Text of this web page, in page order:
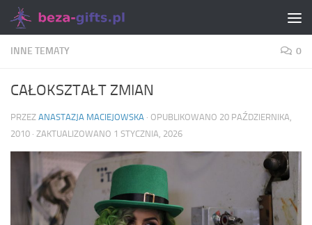
Skip to content
INNE TEMATY 0
CAŁOKSZTAŁT ZMIAN
PRZEZ ANASTAZJA MACIEJOWSKA · OPUBLIKOWANO 20 PAŹDZIERNIKA,
2010 · ZAKTUALIZOWANO 1 STYCZNIA, 2026